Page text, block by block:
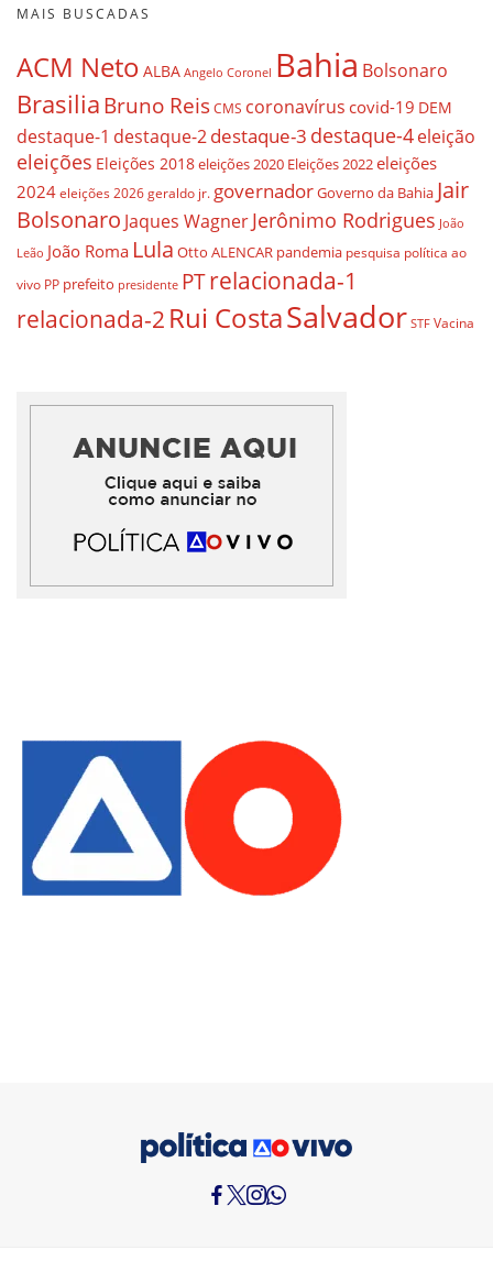
MAIS BUSCADAS
ACM Neto ALBA Angelo Coronel Bahia Bolsonaro
BrasiliaBruno ReisCMS coronavírus covid-19 DEM
destaque-1 destaque-2destaque-3 destaque-4eleição
eleições Eleições 2018eleições 2020 Eleições 2022eleições
2024 eleições 2026 geraldo jr. governadorGoverno da Bahia Jair
Bolsonaro Jaques WagnerJerônimo Rodrigues João
Leão João Roma Lula Otto ALENCAR pandemia pesquisa política ao
vivo PP prefeito presidente PTrelacionada-1
relacionada-2 Rui CostaSalvador STF Vacina